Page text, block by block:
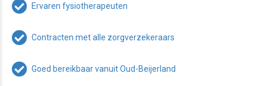
Ervaren fysiotherapeuten
Contracten met alle zorgverzekeraars
Goed bereikbaar vanuit Oud-Beijerland